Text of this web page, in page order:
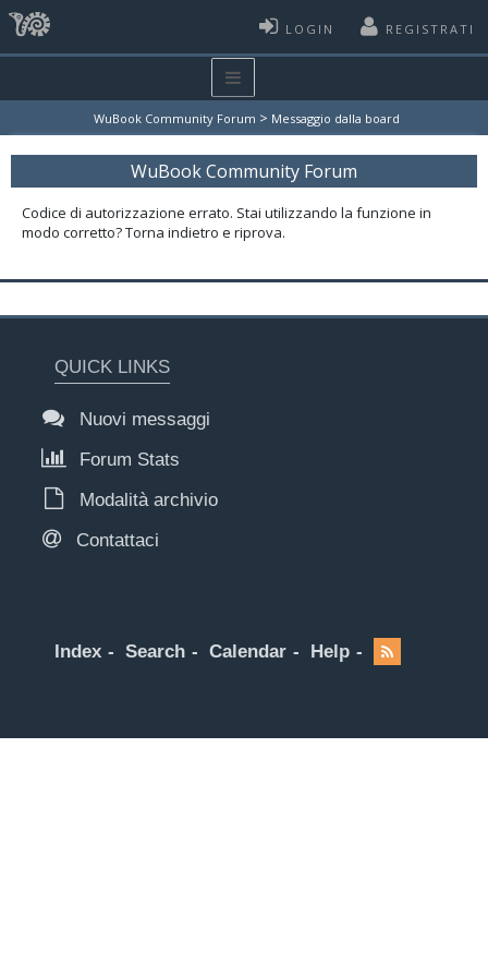
LOGIN REGISTRATI
WuBook Community Forum > Messaggio dalla board
WuBook Community Forum
Codice di autorizzazione errato. Stai utilizzando la funzione in
modo corretto? Torna indietro e riprova.
QUICK LINKS
Nuovi messaggi
Forum Stats
Modalità archivio
Contattaci
Index Search Calendar Help